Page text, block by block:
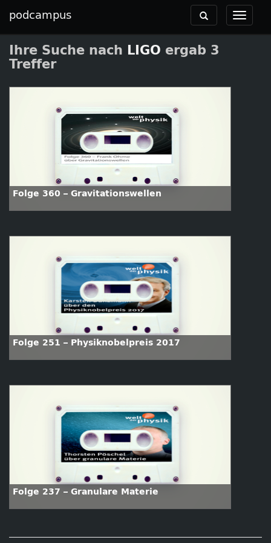
podcampus
Toggle
Toggle
navigation
Ihre Suche nach LIGO ergab 3
Treffer
Folge 360 – Gravitationswellen
Folge 251 – Physiknobelpreis 2017
Folge 237 – Granulare Materie